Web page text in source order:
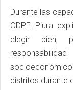
Durante las
ODPE Piura
elegir bien,
distritos durante